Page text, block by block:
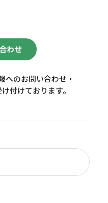
わせ
へのお問い合わせ・
付けております。